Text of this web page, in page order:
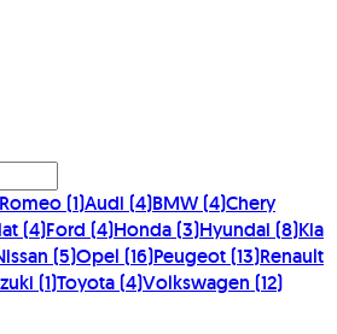
(1)Audi (4)BMW(4)Chery
(4)Ford (4)Honda(3)Hyundai (8)Kia
(5)Opel (16)Peugeot(13)Renault
(1)Toyota(4)Volkswagen (12)